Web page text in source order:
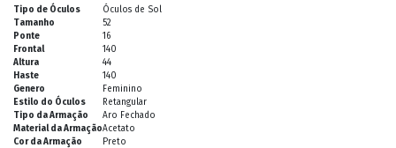
Tipo de Óculos
Óculos de Sol
Tamanho
52
Ponte
16
Frontal
140
Altura
44
Haste
140
Genero
Feminino
Estilo do Óculos
Retangular
Tipo da Armação
Aro Fechado
Material da ArmaçãoAcetato
Cor da Armação
Preto